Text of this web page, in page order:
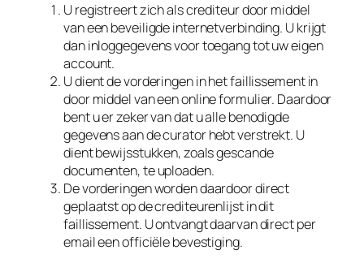
U registreert zich als crediteur door middel
van een beveiligde internetverbinding. U krijgt
dan inloggegevens voor toegang tot uw eigen
account.
U dient de vorderingen in het faillissement in
door middel van een online formulier. Daardoor
bent u er zeker van dat u alle benodigde
gegevens aan de curator hebt verstrekt. U
dient bewijsstukken, zoals gescande
documenten, te uploaden.
De vorderingen worden daardoor direct
geplaatst op de crediteurenlijst in dit
faillissement. U ontvangt daarvan direct per
email een officiële bevestiging.